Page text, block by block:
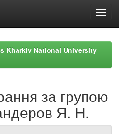
Kharkiv National University
за групою
Я. Н.